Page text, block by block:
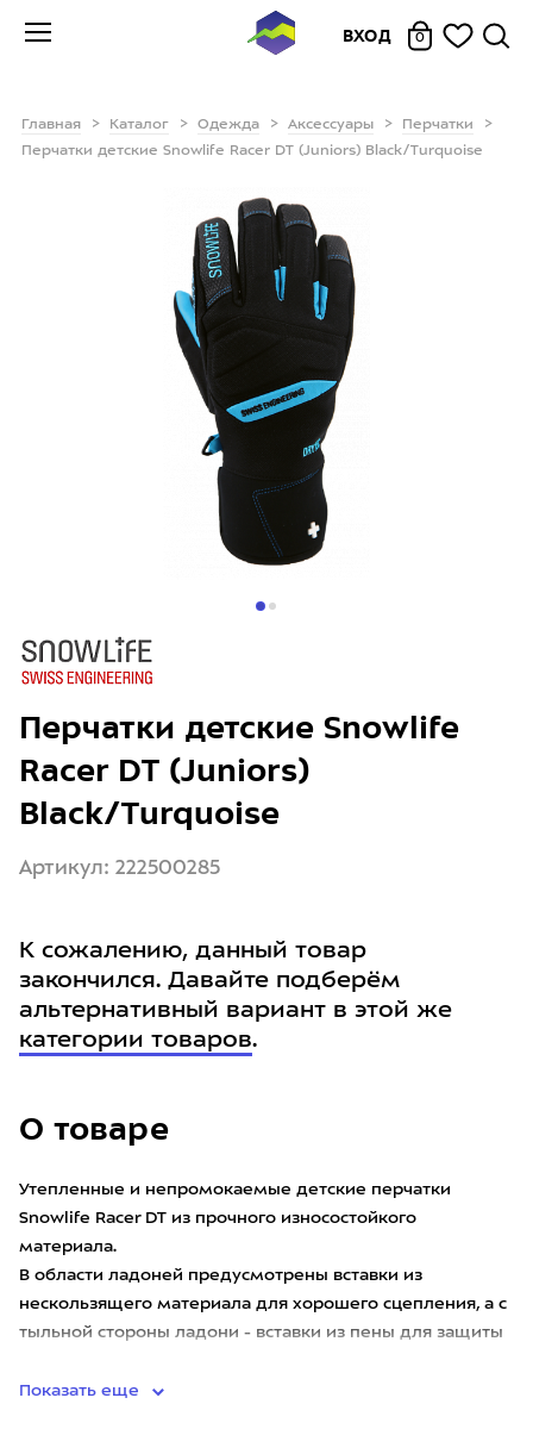
ВХОД 0
Главная Каталог Одежда Аксессуары
Перчатки
Перчатки детские Snowlife Racer DT (Juniors) Black/Turquoise
О товаре
Утепленные и непромокаемые детские перчатки
Snowlife Racer DT из прочного износостойкого
материала.
В области ладоней предусмотрены вставки из
нескользящего материала для хорошего сцепления, а с
тыльной стороны ладони - вставки из пены для защиты
Показать еще
Перчатки детские Snowlife
Racer DT (Juniors)
Black/Turquoise
Артикул: 222500285
К сожалению, данный товар
закончился. Давайте подберём
альтернативный вариант в этой же
категории товаров.